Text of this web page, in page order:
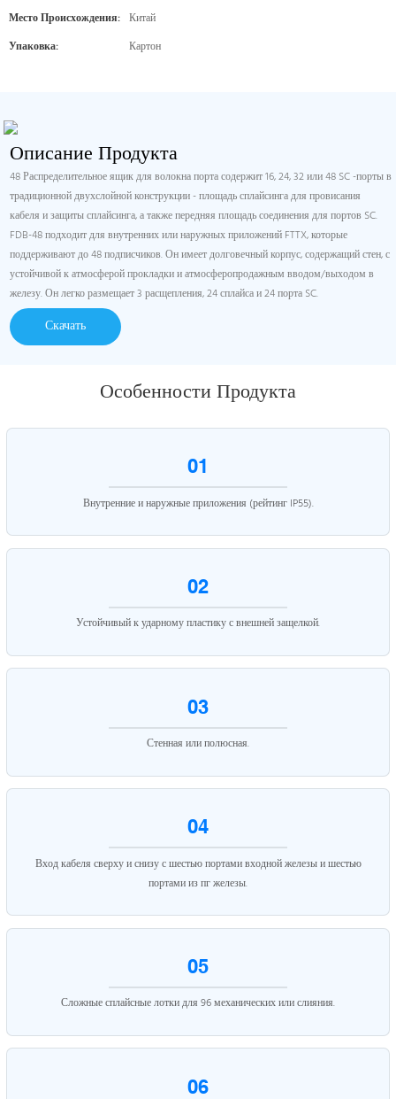
Место Происхождения: Китай
Упаковка:
Картон
Описание Продукта
48 Распределительное ящик для волокна порта содержит 16, 24, 32 или 48 SC -порты в
традиционной двухслойной конструкции - площадь сплайсинга для провисания
кабеля и защиты сплайсинга, а также передняя площадь соединения для портов SC.
FDB-48 подходит для внутренних или наружных приложений FTTX, которые
поддерживают до 48 подписчиков. Он имеет долговечный корпус, содержащий стен, с
устойчивой к атмосферой прокладки и атмосферопродажным вводом/выходом в
железу. Он легко размещает 3 расщепления, 24 сплайса и 24 порта SC.
Скачать
Особенности Продукта
01
Внутренние и наружные приложения (рейтинг IP55).
02
Устойчивый к ударному пластику с внешней защелкой.
03
Стенная или полюсная.
04
Вход кабеля сверху и снизу с шестью портами входной железы и шестью
портами из пг железы.
05
Сложные сплайсные лотки для 96 механических или слияния.
06